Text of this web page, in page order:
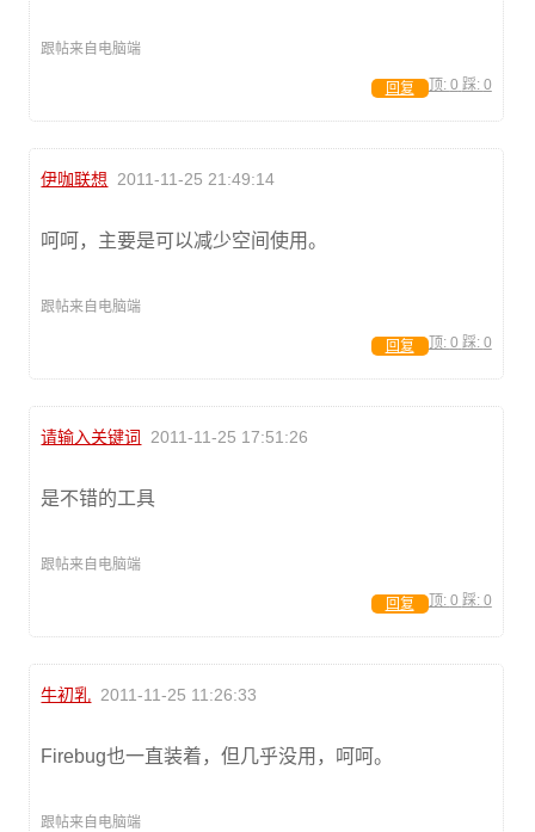
跟帖来自电脑端
顶: 0 踩: 0
回复
伊咖联想 2011-11-25 21:49:14
呵呵，主要是可以减少空间使用。
跟帖来自电脑端
顶: 0 踩: 0
回复
请输入关键词 2011-11-25 17:51:26
是不错的工具
跟帖来自电脑端
顶: 0 踩: 0
回复
牛初乳 2011-11-25 11:26:33
Firebug也一直装着，但几乎没用，呵呵。
跟帖来自电脑端